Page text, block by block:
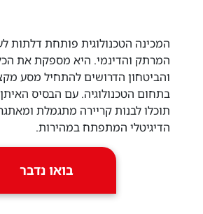
המכינה הטכנולוגית פותחת דלתות
המרתק והדינמי. היא מספקת את
והביטחון הדרושים להתחיל מסע
בתחום הטכנולוגיה. עם הבסיס
תוכלו לבנות קריירה מתגמלת
הדיגיטלי המתפתח במהירות.
בואו נדבר